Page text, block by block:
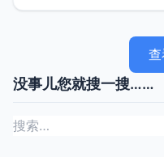
实现接口完全是抽象的。
没事儿您就搜一搜……
搜